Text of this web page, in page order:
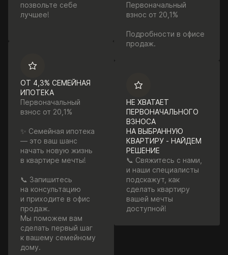
позвольте себе
лучшее!
ОТ 4,3% СЕМЕЙНАЯ
ИПОТЕКА
Первоначальный
взнос от 20,1%
✨ Семейная ипотека
— это ваш шанс
начать новую жизнь
в квартире мечты!
📞 Запишитесь
на консультацию
и приходите в офис
продаж.
Мы поможем вам
сделать первый шаг
к вашему семейному
дому.
Первоначальный
взнос от 20,1%
Подробности в офисе
продаж.
НЕ ХВАТАЕТ
ПЕРВОНАЧАЛЬНОГО
ВЗНОСА
НА ВЫБРАННУЮ
КВАРТИРУ - НАЙДЕМ
РЕШЕНИЕ
📞 Свяжитесь с нами,
и наши специалисты
подскажут, как
сделать квартиру
вашей мечты
доступной!